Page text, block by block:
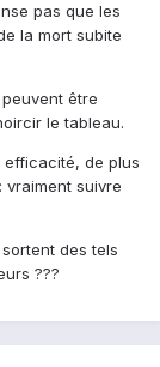
pas que les
la mort subite
être
le tableau.
de plus
vraiment suivre
des tels
???